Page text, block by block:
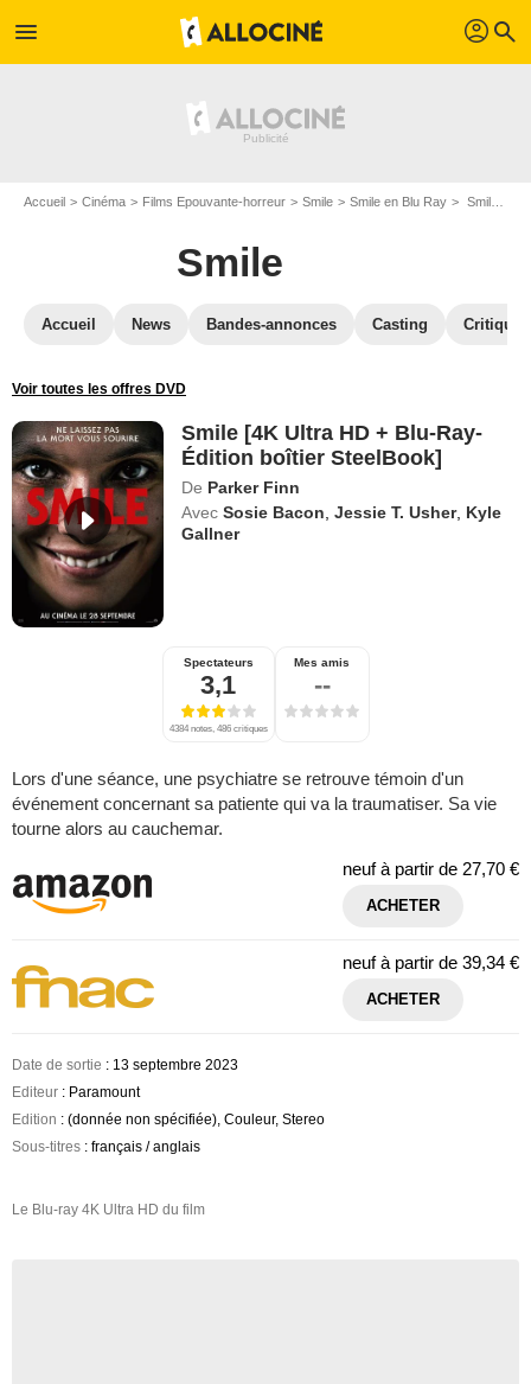
menu profil search
Accueil Cinéma Films Epouvante-horreur Smile Smile en Blu Ray Smile [4K Ultra HD + Blu-Ray-Édition boîtier SteelBook]
Smile
Accueil News Bandes-annonces Casting
Voir toutes les offres DVD
Smile [4K Ultra HD + Blu-Ray-
Édition boîtier SteelBook]
De Parker Finn
Avec Sosie Bacon ,Jessie T. Usher, Kyle
Gallner
Spectateurs
3,1
4384 notes, 486 critiques
Mes amis
--
Lors d'une séance, une psychiatre se retrouve témoin d'un
événement concernant sa patiente qui va la traumatiser. Sa vie
tourne alors au cauchemar.
neuf à partir de 27,70 €
ACHETER
neuf à partir de 39,34 €
ACHETER
Date de sortie : 13 septembre 2023
Editeur : Paramount
Edition : (donnée non spécifiée), Couleur, Stereo
Sous-titres : français / anglais
Le Blu-ray 4K Ultra HD du film